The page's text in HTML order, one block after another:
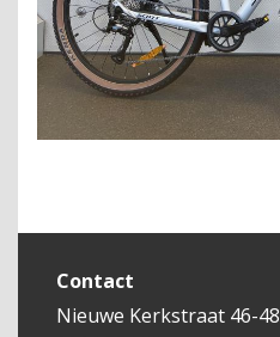
Contact
Nieuwe Kerkstraat 46-48